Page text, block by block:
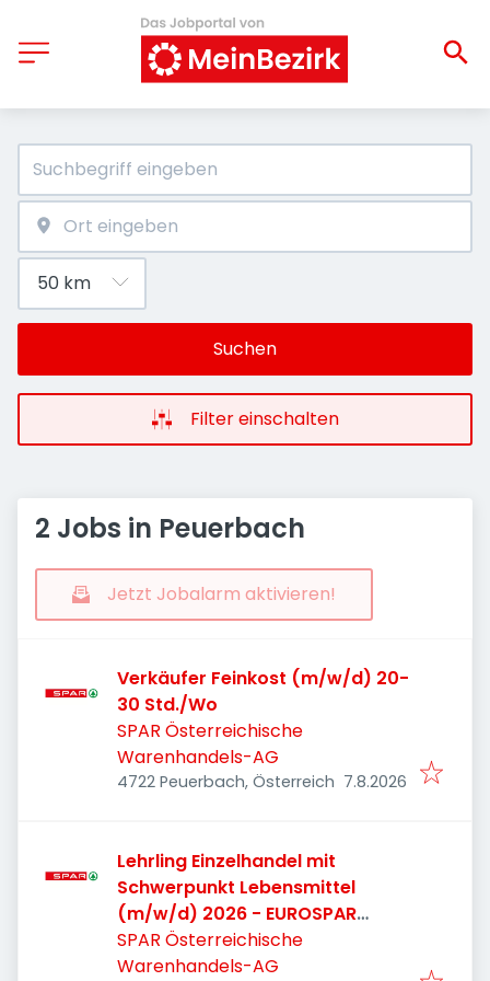
Suchen
Filter einschalten
2 Jobs in Peuerbach
Jetzt Jobalarm aktivieren!
Verkäufer Feinkost (m/w/d) 20-
30 Std./Wo
SPAR Österreichische
Warenhandels-AG
4722 Peuerbach, Österreich Veröffentlicht
7.8.2026
Lehrling Einzelhandel mit
Schwerpunkt Lebensmittel
(m/w/d) 2026 - EUROSPAR
Peuerbach
SPAR Österreichische
Warenhandels-AG